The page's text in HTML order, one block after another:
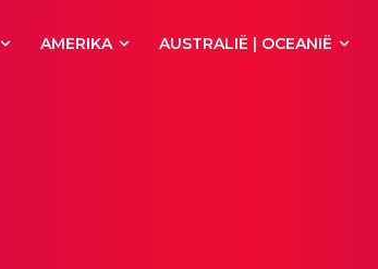
AMERIKA AUSTRALIË | OCEANIË